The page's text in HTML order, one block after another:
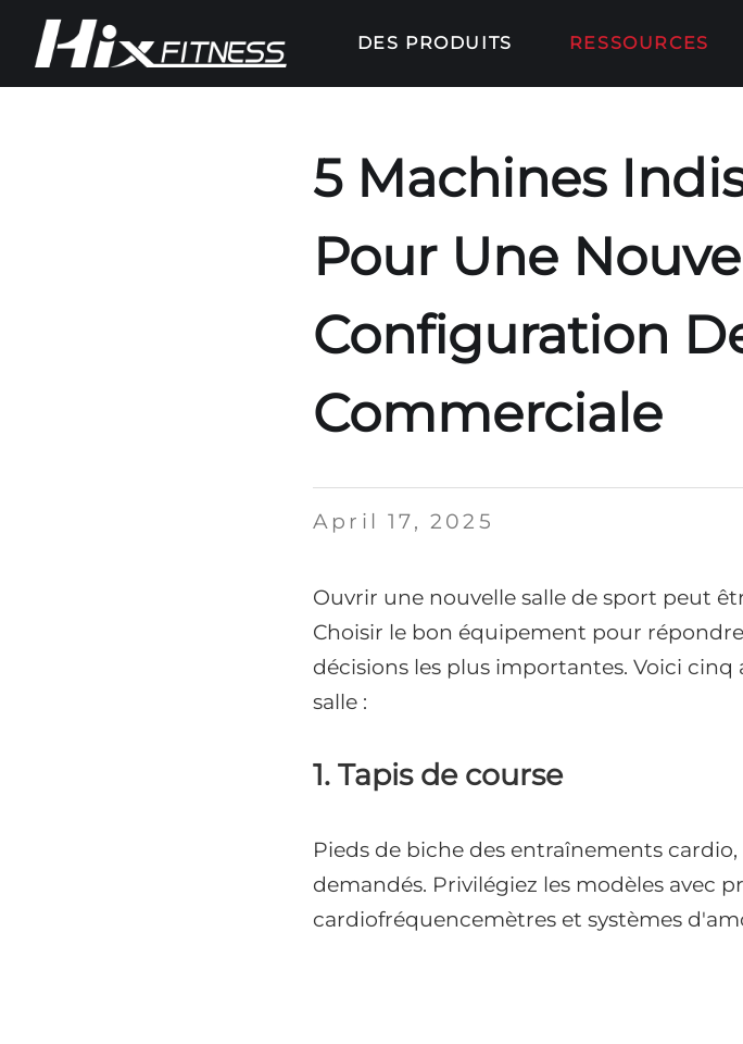
DES PRODUITS RESSOURCES
5 Machines
Pour Une
Configuration
Commerciale
April 17, 2025
Ouvrir une nouvelle salle de sport peut
Choisir le bon équipement pour
décisions les plus importantes. Voici
salle :
1. Tapis de course
Pieds de biche des entraînements
demandés. Privilégiez les modèles avec
cardiofréquencemètres et systèmes